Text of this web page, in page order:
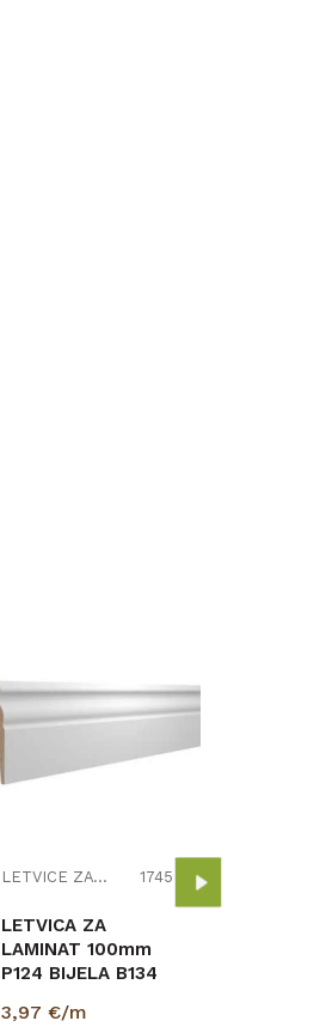
LETVICE ZA LAMINAT 17459
LETVICA ZA
LAMINAT 100mm
P124 BIJELA B134
PRESTIGE
3,97 €/m